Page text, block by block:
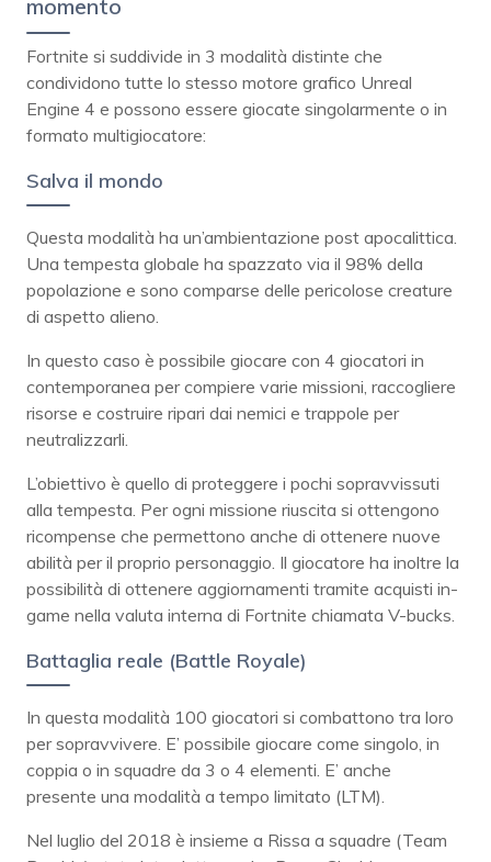
momento
Fortnite si suddivide in 3 modalità distinte che
condividono tutte lo stesso motore grafico Unreal
Engine 4 e possono essere giocate singolarmente o in
formato multigiocatore:
Salva il mondo
Questa modalità ha un’ambientazione post apocalittica.
Una tempesta globale ha spazzato via il 98% della
popolazione e sono comparse delle pericolose creature
di aspetto alieno.
In questo caso è possibile giocare con 4 giocatori in
contemporanea per compiere varie missioni, raccogliere
risorse e costruire ripari dai nemici e trappole per
neutralizzarli.
L’obiettivo è quello di proteggere i pochi sopravvissuti
alla tempesta. Per ogni missione riuscita si ottengono
ricompense che permettono anche di ottenere nuove
abilità per il proprio personaggio. Il giocatore ha inoltre la
possibilità di ottenere aggiornamenti tramite acquisti in-
game nella valuta interna di Fortnite chiamata V-bucks.
Battaglia reale (Battle Royale)
In questa modalità 100 giocatori si combattono tra loro
per sopravvivere. E’ possibile giocare come singolo, in
coppia o in squadre da 3 o 4 elementi. E’ anche
presente una modalità a tempo limitato (LTM).
Nel luglio del 2018 è insieme a Rissa a squadre (Team